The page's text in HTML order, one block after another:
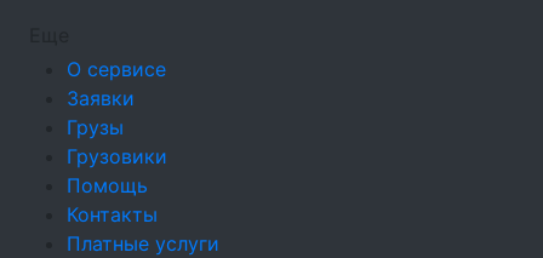
О сервисе
Заявки
Грузы
Грузовики
Помощь
Контакты
Платные услуги